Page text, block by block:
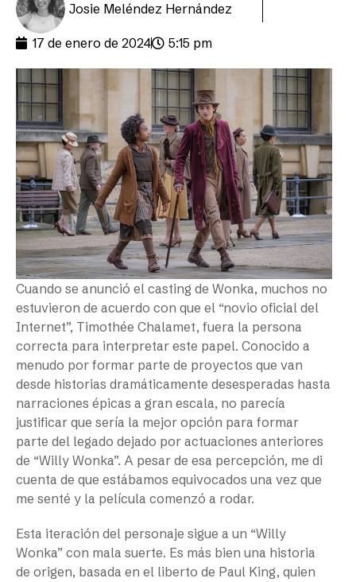
Josie Meléndez Hernández
17 de enero de 2024 5:15 pm
Cuando se anunció el casting de Wonka, muchos no
estuvieron de acuerdo con que el “novio oficial del
Internet”, Timothée Chalamet, fuera la persona
correcta para interpretar este papel. Conocido a
menudo por formar parte de proyectos que van
desde historias dramáticamente desesperadas hasta
narraciones épicas a gran escala, no parecía
justificar que sería la mejor opción para formar
parte del legado dejado por actuaciones anteriores
de “Willy Wonka”. A pesar de esa percepción, me di
cuenta de que estábamos equivocados una vez que
me senté y la película comenzó a rodar.
Esta iteración del personaje sigue a un “Willy
Wonka” con mala suerte. Es más bien una historia
de origen, basada en el liberto de Paul King, quien